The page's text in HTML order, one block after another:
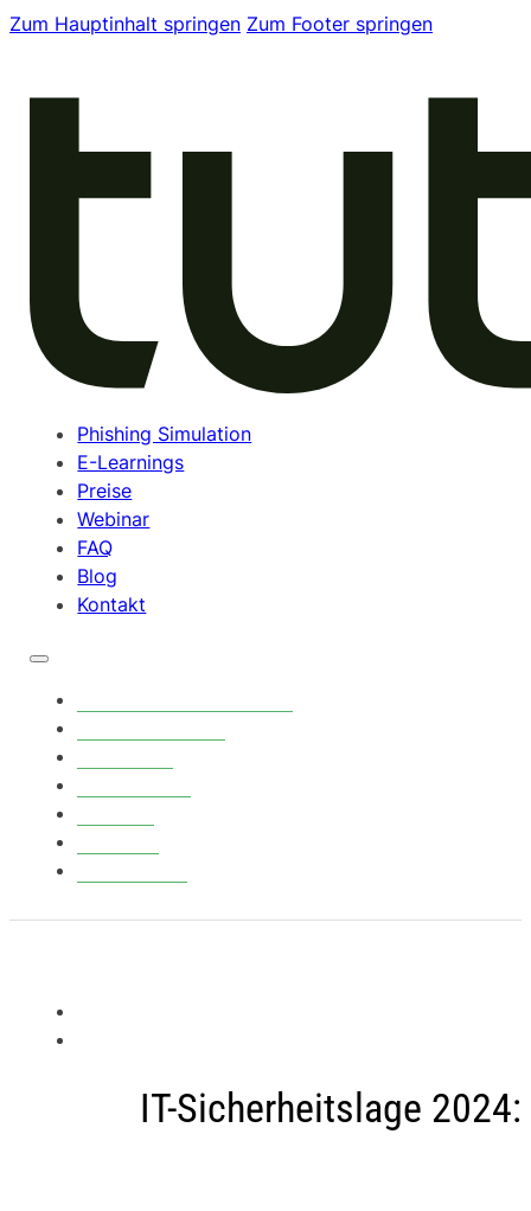
Zum Hauptinhalt springen Zum Footer springen
Phishing Simulation
E-Learnings
Preise
Webinar
FAQ
Blog
Kontakt
IT-Sicherheitslage